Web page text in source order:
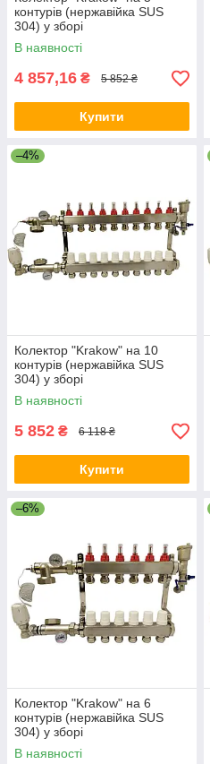
контурів (нержавійка SUS
304) у зборі
В наявності
4 857,16 ₴ 5 852 ₴
Купити
–4%
Колектор "Krakow" на 10
контурів (нержавійка SUS
304) у зборі
В наявності
5 852 ₴ 6 118 ₴
Купити
–6%
Колектор "Krakow" на 6
контурів (нержавійка SUS
304) у зборі
В наявності